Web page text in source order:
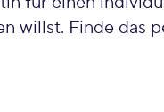
willst. Finde das